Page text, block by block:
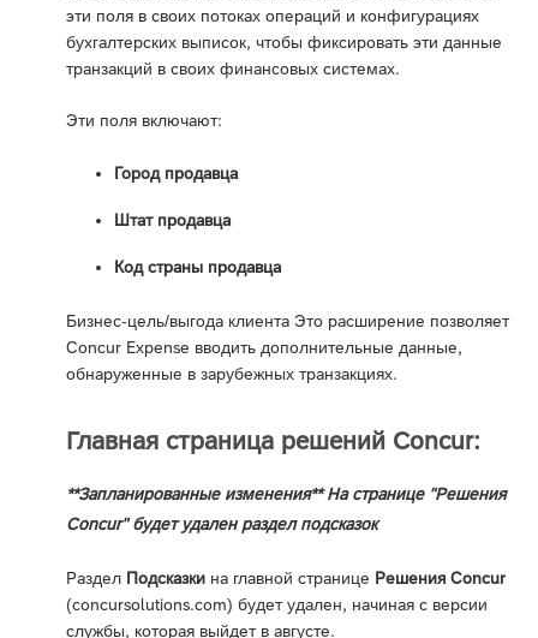
эти поля в своих потоках операций и конфигурациях
бухгалтерских выписок, чтобы фиксировать эти данные
транзакций в своих финансовых системах.
Эти поля включают:
Город продавца
Штат продавца
Код страны продавца
Бизнес-цель/выгода клиента Это расширение позволяет
Concur Expense вводить дополнительные данные,
обнаруженные в зарубежных транзакциях.
Главная страница решений Concur:
**Запланированные изменения** На странице "Решения
Concur" будет удален раздел подсказок
Раздел Подсказки на главной странице Решения Concur
(concursolutions.com) будет удален, начиная с версии
службы, которая выйдет в августе.